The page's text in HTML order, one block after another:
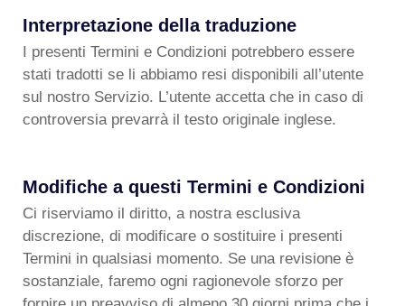
Interpretazione della traduzione
I presenti Termini e Condizioni potrebbero essere
stati tradotti se li abbiamo resi disponibili all’utente
sul nostro Servizio. L’utente accetta che in caso di
controversia prevarrà il testo originale inglese.
Modifiche a questi Termini e Condizioni
Ci riserviamo il diritto, a nostra esclusiva
discrezione, di modificare o sostituire i presenti
Termini in qualsiasi momento. Se una revisione è
sostanziale, faremo ogni ragionevole sforzo per